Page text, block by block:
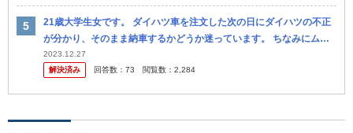
21歳大学生女です。 ダイハツ車を注文した次の日にダイハツの不正
が分かり、そのまま納車するかどうか迷っています。 ちなみにムー
ブキャンバスです。試乗した時に見た目も内装も全て気に入ってて納
車を楽...
2023.12.27
解決済み
回答数： 73 閲覧数： 2,284